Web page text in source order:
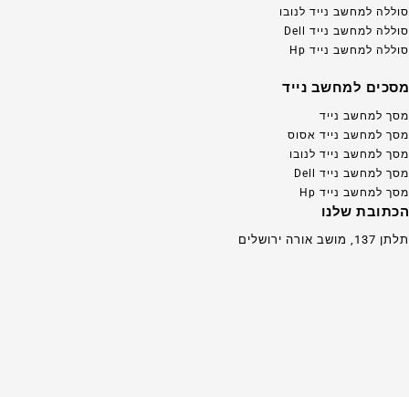
סוללה למחשב נייד לנובו
סוללה למחשב נייד Dell
סוללה למחשב נייד Hp
מסכים למחשב נייד
מסך למחשב נייד
מסך למחשב נייד אסוס
מסך למחשב נייד לנובו
מסך למחשב נייד Dell
מסך למחשב נייד Hp
הכתובת שלנו
תלתן 137, מושב אורה ירושלים